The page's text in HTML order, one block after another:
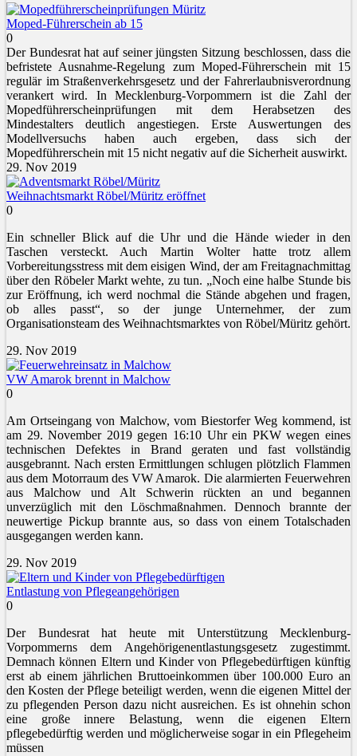
Moped-Führerschein ab 15
0
Der Bundesrat hat auf seiner jüngsten Sitzung beschlossen, dass die
befristete Ausnahme-Regelung zum Moped-Führerschein mit 15
regulär im Straßenverkehrsgesetz und der Fahrerlaubnisverordnung
verankert wird. In Mecklenburg-Vorpommern ist die Zahl der
Mopedführerscheinprüfungen mit dem Herabsetzen des
Mindestalters deutlich angestiegen. Erste Auswertungen des
Modellversuchs haben auch ergeben, dass sich der
Mopedführerschein mit 15 nicht negativ auf die Sicherheit auswirkt.
29. Nov 2019
Weihnachtsmarkt Röbel/Müritz eröffnet
0
Ein schneller Blick auf die Uhr und die Hände wieder in den
Taschen versteckt. Auch Martin Wolter hatte trotz allem
Vorbereitungsstress mit dem eisigen Wind, der am Freitagnachmittag
über den Röbeler Markt wehte, zu tun. „Noch eine halbe Stunde bis
zur Eröffnung, ich werd nochmal die Stände abgehen und fragen,
ob alles passt“, so der junge Unternehmer, der zum
Organisationsteam des Weihnachtsmarktes von Röbel/Müritz gehört.
29. Nov 2019
VW Amarok brennt in Malchow
0
Am Ortseingang von Malchow, vom Biestorfer Weg kommend, ist
am 29. November 2019 gegen 16:10 Uhr ein PKW wegen eines
technischen Defektes in Brand geraten und fast vollständig
ausgebrannt. Nach ersten Ermittlungen schlugen plötzlich Flammen
aus dem Motorraum des VW Amarok. Die alarmierten Feuerwehren
aus Malchow und Alt Schwerin rückten an und begannen
unverzüglich mit den Löschmaßnahmen. Dennoch brannte der
neuwertige Pickup brannte aus, so dass von einem Totalschaden
ausgegangen werden kann.
29. Nov 2019
Entlastung von Pflegeangehörigen
0
Der Bundesrat hat heute mit Unterstützung Mecklenburg-
Vorpommerns dem Angehörigenentlastungsgesetz zugestimmt.
Demnach können Eltern und Kinder von Pflegebedürftigen künftig
erst ab einem jährlichen Bruttoeinkommen über 100.000 Euro an
den Kosten der Pflege beteiligt werden, wenn die eigenen Mittel der
zu pflegenden Person dazu nicht ausreichen. Es ist ohnehin schon
eine große innere Belastung, wenn die eigenen Eltern
pflegebedürftig werden und möglicherweise sogar in ein Pflegeheim
müssen